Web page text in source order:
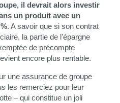
il devrait alors investir
un produit avec un
. A savoir que si son contrat
la partie de l'épargne
de précompte
encore plus rentable.
une assurance de groupe
les remerciez pour leur
– qui constitue un joli